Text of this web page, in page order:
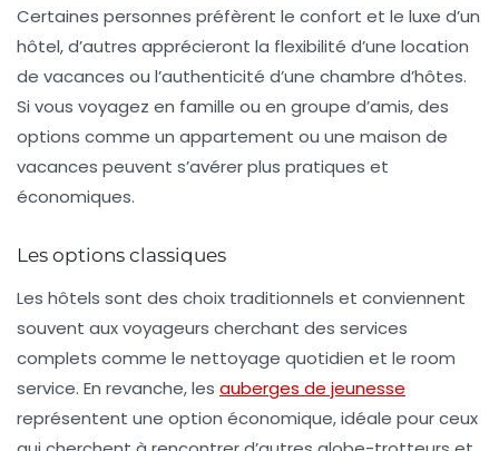
Certaines personnes préfèrent le confort et le luxe d’un
hôtel, d’autres apprécieront la flexibilité d’une location
de vacances ou l’authenticité d’une chambre d’hôtes.
Si vous voyagez en famille ou en groupe d’amis, des
options comme un appartement ou une maison de
vacances peuvent s’avérer plus pratiques et
économiques.
Les options classiques
Les hôtels sont des choix traditionnels et conviennent
souvent aux voyageurs cherchant des services
complets comme le nettoyage quotidien et le room
service. En revanche, les auberges de jeunesse
représentent une option économique, idéale pour ceux